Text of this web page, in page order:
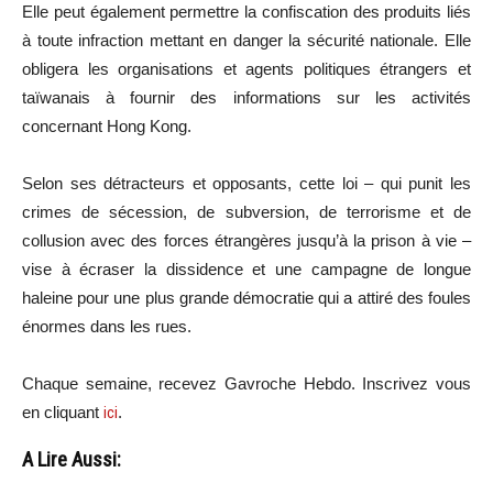
Elle peut également permettre la confiscation des produits liés
à toute infraction mettant en danger la sécurité nationale. Elle
obligera les organisations et agents politiques étrangers et
taïwanais à fournir des informations sur les activités
concernant Hong Kong.
Selon ses détracteurs et opposants, cette loi – qui punit les
crimes de sécession, de subversion, de terrorisme et de
collusion avec des forces étrangères jusqu’à la prison à vie –
vise à écraser la dissidence et une campagne de longue
haleine pour une plus grande démocratie qui a attiré des foules
énormes dans les rues.
Chaque semaine, recevez Gavroche Hebdo. Inscrivez vous
en cliquant ici.
A Lire Aussi: